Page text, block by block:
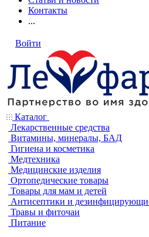
Контакты
...
Войти
Каталог
Лекарственные средства
Витамины, минералы, БАД
Гигиена и косметика
Медтехника
Медицинские изделия
Ортопедические товары
Товары для мам и детей
Антисептики и
Травы и фиточаи
Питание